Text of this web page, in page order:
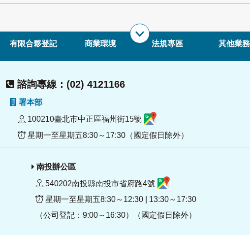
有限合夥登記 商業環境 法規專區 其他業務
諮詢專線：(02) 4121166
署本部
100210臺北市中正區福州街15號
星期一至星期五8:30～17:30（國定假日除外）
南投辦公區
540202南投縣南投市省府路4號
星期一至星期五8:30～12:30 | 13:30～17:30
（公司登記：9:00～16:30）（國定假日除外）